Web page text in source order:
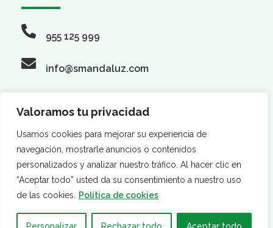
Valoramos tu privacidad
Usamos cookies para mejorar su experiencia de
navegación, mostrarle anuncios o contenidos
personalizados y analizar nuestro tráfico. Al hacer clic en
“Aceptar todo” usted da su consentimiento a nuestro uso
de las cookies.
Política de cookies
955 125 999
info@smandaluz.com
Síguenos